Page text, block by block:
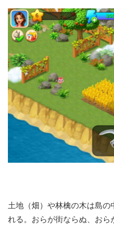
土地（畑）や林檎の木は島
れる。おらが街ならぬ、お